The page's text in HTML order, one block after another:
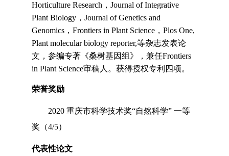
Horticulture Research ，Journal of Integrative
Plant Biology ，Journal of Genetics and
Genomics ，Frontiers in Plant Science ，Plos One,
Plant molecular biology reporter,等杂志发表论
文，参编专著《桑树基因组》，兼任Frontiers
in Plant Science审稿人。获得授权专利四项。
荣誉奖励
2020重庆市科学技术奖“自然科学”一等
奖（4/5）
代表性论文